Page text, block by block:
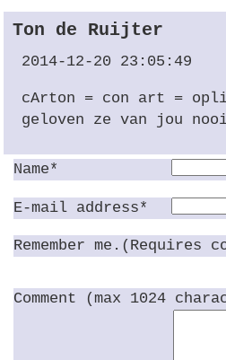
Ton de Ruijter
2014-12-20 23:05:49
cArton = con art =
geloven ze van jou
Name*
E-mail address*
Remember me.(Requires
Comment (max 1024